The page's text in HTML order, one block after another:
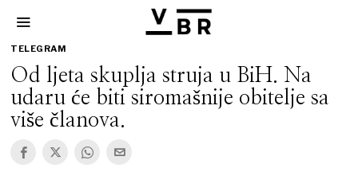
TELEGRAM
Od ljeta skuplja struja u BiH. Na
udaru će biti siromašnije obitelje sa
više članova.